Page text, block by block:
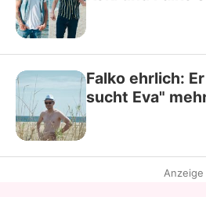
Falko ehrlich:
sucht Eva"
Anzeige